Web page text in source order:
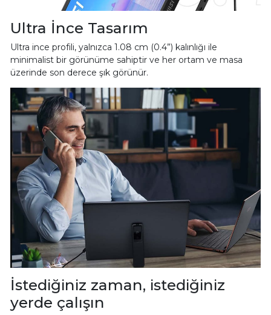
Ultra İnce Tasarım
Ultra ince profili, yalnızca 1.08 cm (0.4”) kalınlığı ile
minimalist bir görünüme sahiptir ve her ortam ve masa
üzerinde son derece şık görünür.
İstediğiniz zaman, istediğiniz
yerde çalışın